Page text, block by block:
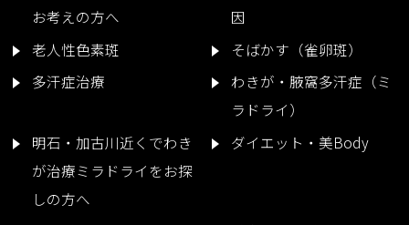
お考えの方へ
因
老人性色素斑
そばかす（雀卵斑）
多汗症治療
わきが・腋窩多汗症（ミ
ラドライ）
明石・加古川近くでわき
が治療ミラドライをお探
しの方へ
ダイエット・美Body